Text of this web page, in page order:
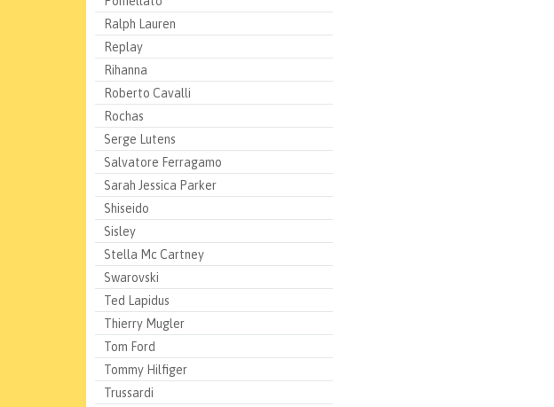
Ralph Lauren
Replay
Rihanna
Roberto Cavalli
Rochas
Serge Lutens
Salvatore Ferragamo
Sarah Jessica Parker
Shiseido
Sisley
Stella Mc Cartney
Swarovski
Ted Lapidus
Thierry Mugler
Tom Ford
Tommy Hilfiger
Trussardi